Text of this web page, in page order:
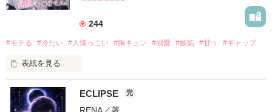
244
#モテる #冷たい #人懐っこい #胸キュン #溺愛 #嫉妬 #甘々 #ギャップ
表紙を見る
「好きだったから、別れを選んだ。」
ECLIPSE 完
RENA／著